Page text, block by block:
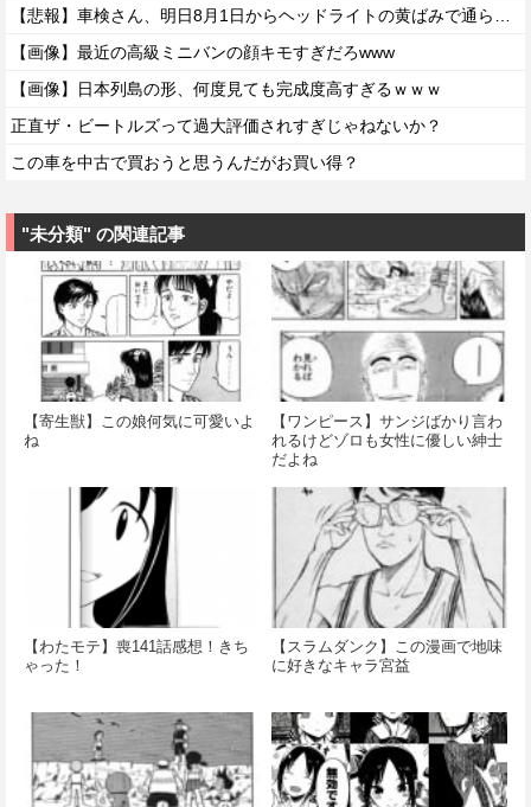
【画像】最近の高級ミニバンの顔キモすぎだろwww
【画像】日本列島の形、何度見ても完成度高すぎるｗｗｗ
正直ザ・ビートルズって過大評価されすぎじゃねないか？
この車を中古で買おうと思うんだがお買い得？
"未分類" の関連記事
【寄生獣】この娘何気に可愛いよ
ね
【ワンピース】サンジばかり言わ
れるけどゾロも女性に優しい紳士
だよね
【わたモテ】喪141話感想！きち
ゃった！
【スラムダンク】この漫画で地味
に好きなキャラ宮益